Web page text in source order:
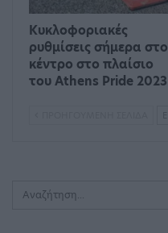
Κυκλοφοριακές
ρυθμίσεις σήμερα στο
κέντρο στο πλαίσιο
του Athens Pride 2023